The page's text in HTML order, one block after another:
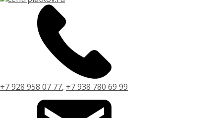
+7 928 958 07 77, +7 938 780 69 99